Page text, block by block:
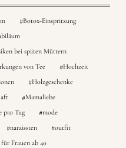
Botox-Einspritzung
bei späten Müttern
von Tee
Hochzeit
Holzgeschenke
Mamaliebe
pro Tag
mode
narzissten
outfit
Frauen ab 40